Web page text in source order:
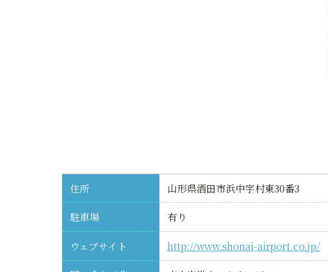
住所 山形県酒田市浜中字村東30番3
駐車場 有り
ウェブサイト http://www.shonai-airport.co.jp/